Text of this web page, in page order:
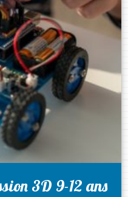
3D 9-12 ans